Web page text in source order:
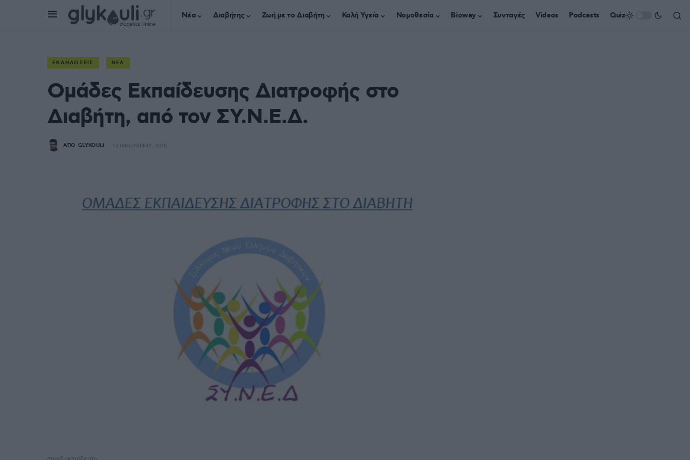
Νέα Διαβήτης Ζωή με το Διαβήτη Καλή Υγεία Νομοθεσία Bioway Συνταγές Videos Podcasts Quiz
ΕΚΔΗΛΏΣΕΙΣ ΝΈΑ
Ομάδες Εκπαίδευσης Διατροφής στο
Διαβήτη, από τον ΣΥ.Ν.Ε.Δ.
ΑΠΌ GLYKOULI 13 ΙΑΝΟΥΑΡΊΟΥ, 2015